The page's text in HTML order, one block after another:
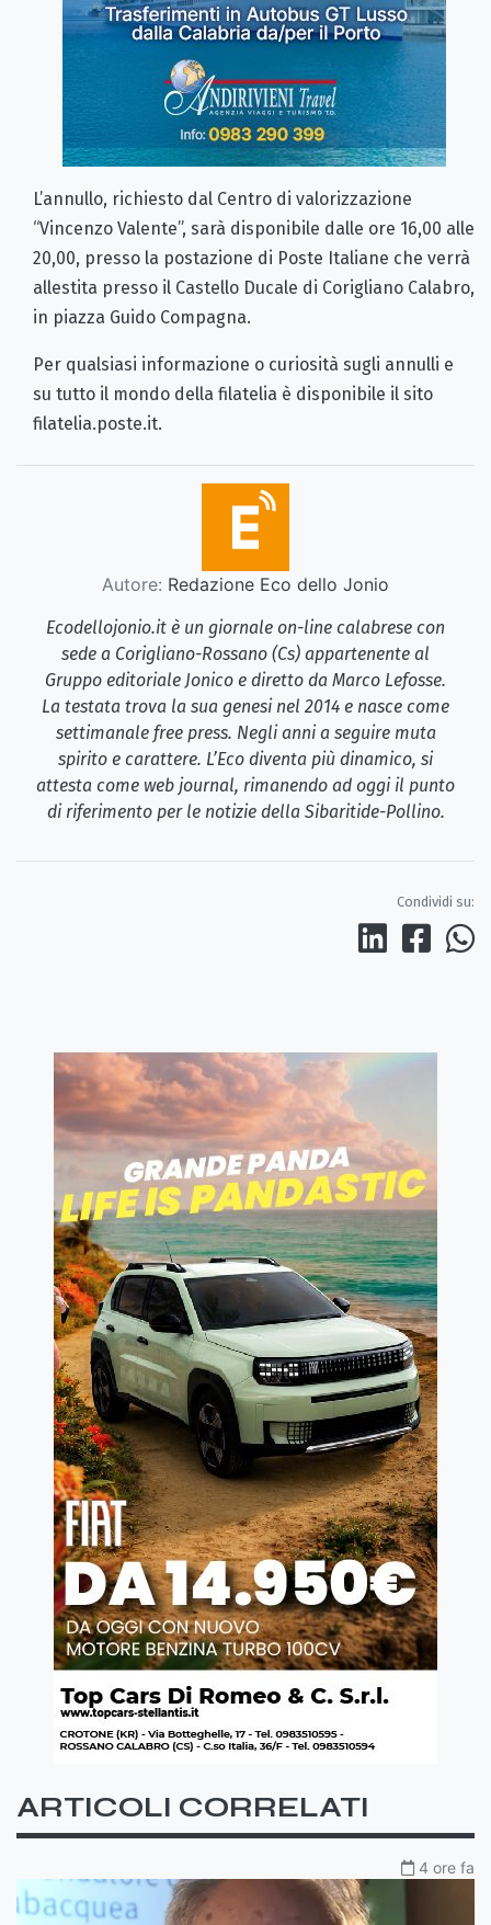
L’annullo, richiesto dal Centro di valorizzazione
“Vincenzo Valente”, sarà disponibile dalle ore 16,00 alle
20,00, presso la postazione di Poste Italiane che verrà
allestita presso il Castello Ducale di Corigliano Calabro,
in piazza Guido Compagna.
Per qualsiasi informazione o curiosità sugli annulli e
su tutto il mondo della filatelia è disponibile il sito
filatelia.poste.it.
Autore: Redazione Eco dello Jonio
Ecodellojonio.it è un giornale on-line calabrese con
sede a Corigliano-Rossano (Cs) appartenente al
Gruppo editoriale Jonico e diretto da Marco Lefosse.
La testata trova la sua genesi nel 2014 e nasce come
settimanale free press. Negli anni a seguire muta
spirito e carattere. L’Eco diventa più dinamico, si
attesta come web journal, rimanendo ad oggi il punto
di riferimento per le notizie della Sibaritide-Pollino.
Condividi su:
ARTICOLI CORRELATI
4 ore fa